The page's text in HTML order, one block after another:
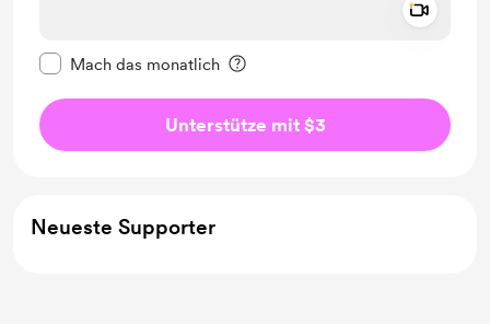
Mach das monatlich
Unterstütze mit $3
Neueste Supporter